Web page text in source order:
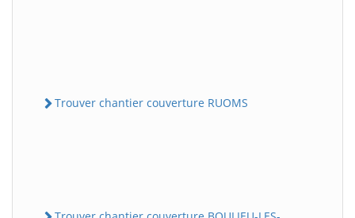
Trouver chantier couverture RUOMS